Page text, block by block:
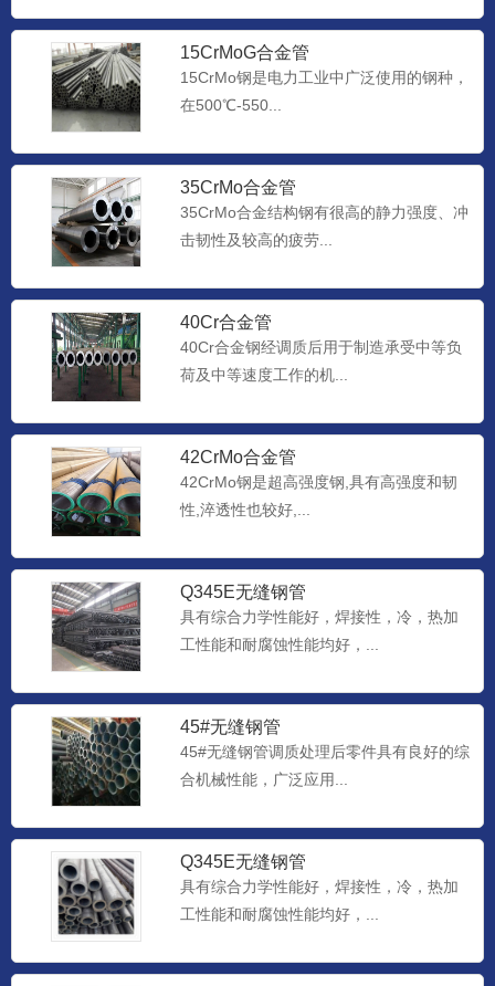
15CrMoG合金管
15CrMo钢是电力工业中广泛使用的钢种，
在500℃-550...
35CrMo合金管
35CrMo合金结构钢有很高的静力强度、冲
击韧性及较高的疲劳...
40Cr合金管
40Cr合金钢经调质后用于制造承受中等负
荷及中等速度工作的机...
42CrMo合金管
42CrMo钢是超高强度钢,具有高强度和韧
性,淬透性也较好,...
Q345E无缝钢管
具有综合力学性能好，焊接性，冷，热加
工性能和耐腐蚀性能均好，...
45#无缝钢管
45#无缝钢管调质处理后零件具有良好的综
合机械性能，广泛应用...
Q345E无缝钢管
具有综合力学性能好，焊接性，冷，热加
工性能和耐腐蚀性能均好，...